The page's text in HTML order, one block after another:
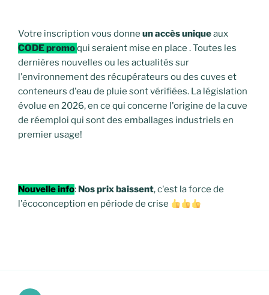
Votre inscription vous donne un accès uniqueaux
CODE promoqui seraient mise en place . Toutes les
dernières nouvelles ou les actualités sur
l'environnement des récupérateurs ou des cuves et
conteneurs d'eau de pluie sont vérifiées. La législation
évolue en 2026, en ce qui concerne l'origine de la cuve
de réemploi qui sont des emballages industriels en
premier usage!
Nouvelle info: Nos prix baissent, c'est la force de
l'écoconception en période de crise